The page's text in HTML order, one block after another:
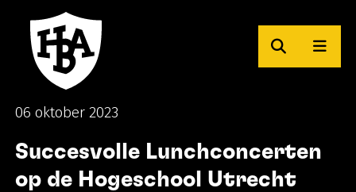
Zoeken
06 oktober 2023
Succesvolle Lunchconcerten
op de Hogeschool Utrecht